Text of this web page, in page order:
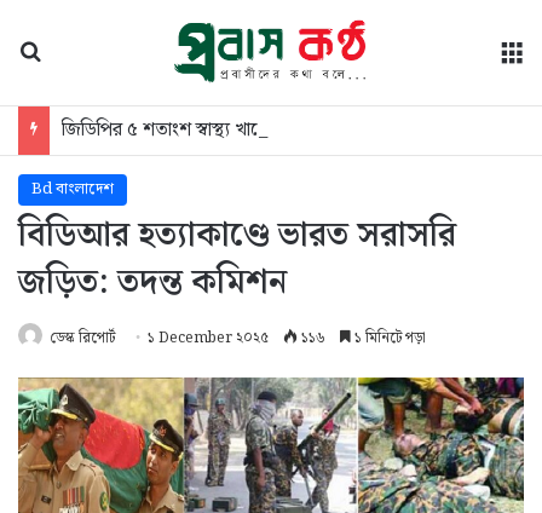
Bd বাংলাদেশ
বিডিআর হত্যাকাণ্ডে ভারত সরাসরি
জড়িত: তদন্ত কমিশন
ডেস্ক রিপোর্ট ১ December ২০২৫ ১১৬ ১ মিনিটে পড়া